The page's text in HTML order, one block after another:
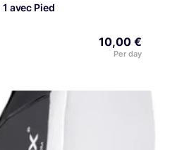
avec Pied
10,00 €
Per day